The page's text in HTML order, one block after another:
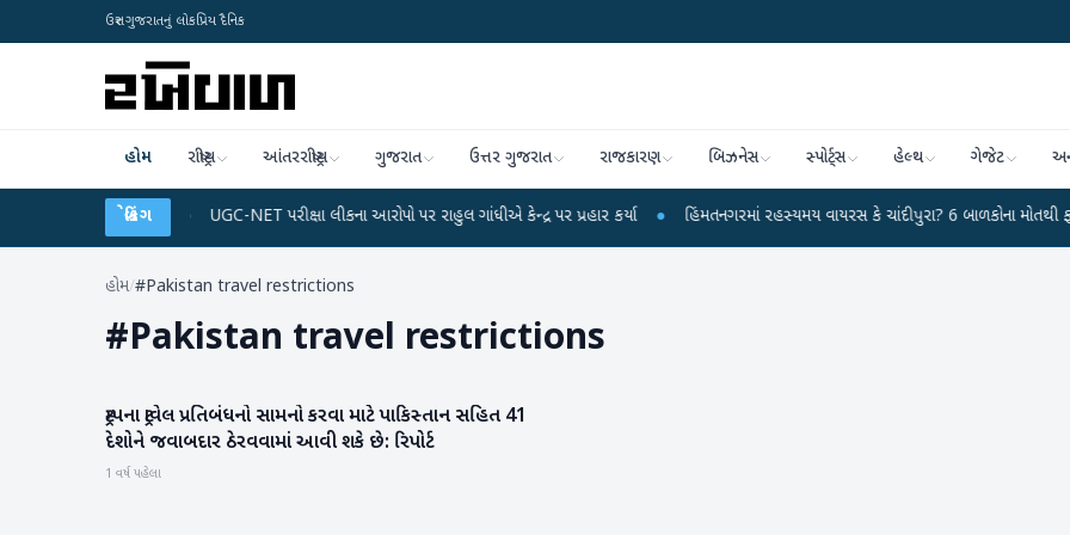
ઉત્તર ગુજરાતનું લોકપ્રિય દૈનિક
હોમ રાષ્ટ્રીય આંતરરાષ્ટ્રીય ગુજરાત ઉત્તર ગુજરાત રાજકારણ બિઝનેસ સ્પોર્ટ્સ હેલ્થ ગેજેટ
બ્રેકિંગ
● UGC-NET પરીક્ષા લીકના આરોપો પર રાહુલ ગાંધીએ કેન્દ્ર પર પ્રહાર કર્યા ● હિંમતનગરમાં રહસ્યમય વાયરસ કે ચાંદીપુરા? 6 બાળકોના મોતથી ફફડાટ ●
હોમ/#Pakistan travel restrictions
#Pakistan travel restrictions
આંતરરાષ્ટ્રીય
ટ્રમ્પના ટ્રાવેલ પ્રતિબંધનો સામનો કરવા માટે પાકિસ્તાન સહિત 41
દેશોને જવાબદાર ઠેરવવામાં આવી શકે છે: રિપોર્ટ
1 વર્ષ પહેલા